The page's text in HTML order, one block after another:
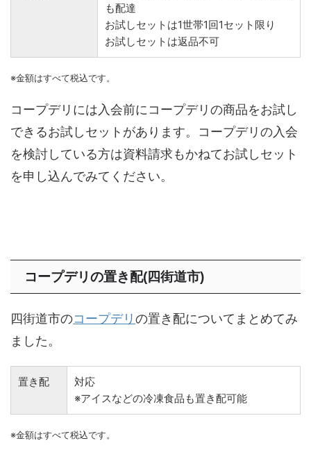
も配達
お試しセットは1世帯1回1セット限り
お試しセットは返品不可
※金額はすべて税込です。
コープデリには入会前にコープデリの商品をお試し
できるお試しセットがあります。コープデリの入会
を検討している方は資料請求もかねてお試しセット
を申し込んでみてください。
コープデリの置き配(四街道市)
四街道市のコープデリの置き配についてまとめてみ
ました。
置き配
対応
※アイスなどの冷凍食品も置き配可能
※金額はすべて税込です。